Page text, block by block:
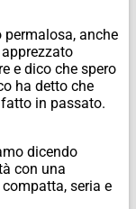
anche
e dico che spero
ha detto che
in passato.
dicendo
con una
seria e